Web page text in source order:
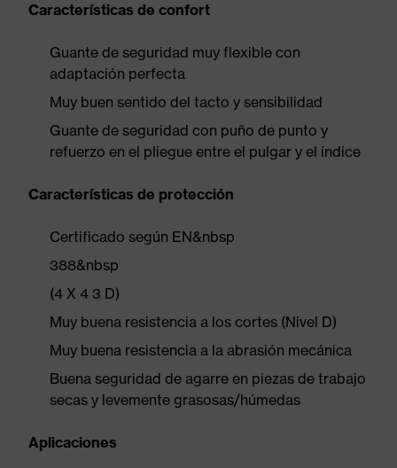
Características de confort
Guante de seguridad muy flexible con
adaptación perfecta
Muy buen sentido del tacto y sensibilidad
Guante de seguridad con puño de punto y
refuerzo en el pliegue entre el pulgar y el índice
Características de protección
Certificado según EN&nbsp
388&nbsp
(4 X 4 3 D)
Muy buena resistencia a los cortes (Nivel D)
Muy buena resistencia a la abrasión mecánica
Buena seguridad de agarre en piezas de trabajo
secas y levemente grasosas/húmedas
Aplicaciones